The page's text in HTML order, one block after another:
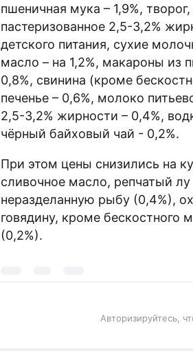
пшеничная мука – 1,9%,
пастеризованное 2,5-3,2%
детского питания, сухие
масло – на 1,2%, макароны из
0,8%, свинина (кроме
печенье – 0,6%, молоко
2,5-3,2% жирности – 0,4%,
чёрный байховый чай - 0,2%.
При этом цены снизились на
сливочное масло, репчатый
неразделанную рыбу (0,4%),
говядину, кроме
(0,2%).
Авторизируйтесь,